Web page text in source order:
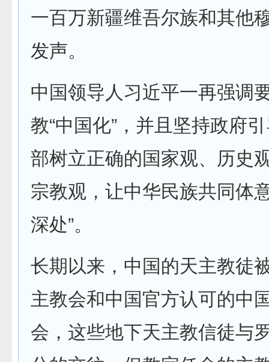
一百万新疆维吾尔族和其他
发声。
中国领导人习近平一再强调
教“中国化”，并且坚持政府
部树立正确的国家观、历史
宗教观，让中华民族共同体
深处”。
长期以来，中国的天主教徒
主教会和中国官方认可的中
会，这些地下天主教信徒与